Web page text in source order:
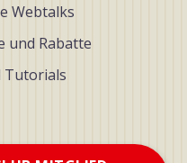
Webtalks
und Rabatte
Tutorials